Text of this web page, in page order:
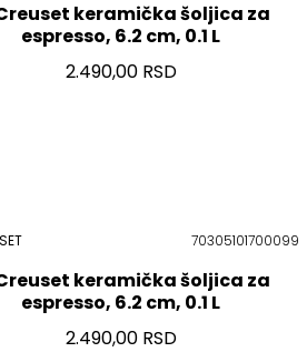
keramička šoljica za
espresso, 6.2 cm, 0.1 L
2.490,00 RSD
70305101700099
keramička šoljica za
espresso, 6.2 cm, 0.1 L
2.490,00 RSD